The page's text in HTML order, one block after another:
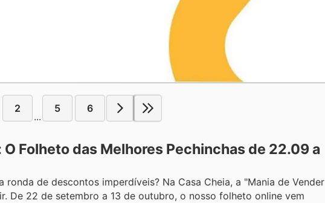
2
...
5 6
Folheto das Melhores Pechinchas de 22.09 a
de descontos imperdíveis? Na Casa Cheia, a "Mania de Vender
De 22 de setembro a 13 de outubro, o nosso folheto online vem